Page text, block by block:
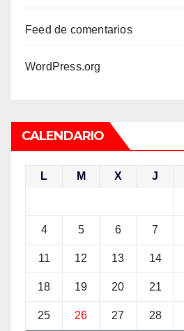
Feed de comentarios
WordPress.org
CALENDARIO
L M X J
4 5 6 7
11 12 13 14
18 19 20 21
25 26 27 28